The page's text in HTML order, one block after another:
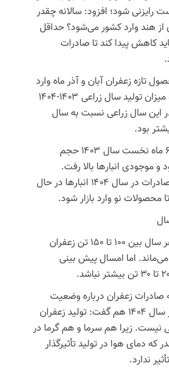
شود؛ افزود: سالانه چقدر
هند وارد کشور می‌شود؟ حداقل
کاهش پیدا کند تا صادرات
تازه زعفران آبان و آذر ماه وارد
بازار می‌شود. درباره میزان تولید سال زراعی ۱۴۰۳-۱۴۰۴
این سال زراعی نسبت به سال
وی افزود: البته در ۶ ماه نخست سال ۱۴۰۳ حجم
موجودی انبارها بالا رفت.
خوشبختانه با رشد صادرات در سال ۱۴۰۴ انبارها در حال
نو وارد بازار شود.
وی گفت: معمولاً هر سال بین ۱۰۰ تا ۱۵۰ تن زعفران
می‌ماند. اما امسال پیش بینی
زعفران درباره وضعیت
تولید طلای سرخ در سال ۱۴۰۴ هم گفت: تولید زعفران
نیست. زیرا هم سرما و هم گرما در
که دمای هوا در تولید تأثیرگذار
ندارد.